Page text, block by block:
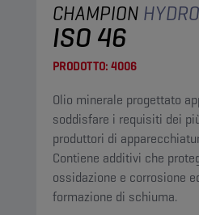
CHAMPION HYDRO
ISO 46
PRODOTTO: 4006
Olio minerale progettato
soddisfare i requisiti dei
produttori di
Contiene additivi che
ossidazione e corrosione
formazione di schiuma.